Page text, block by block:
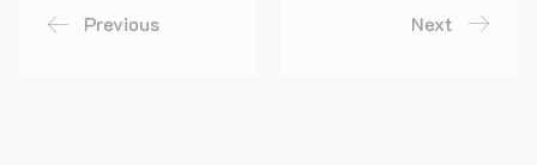
Previous Next